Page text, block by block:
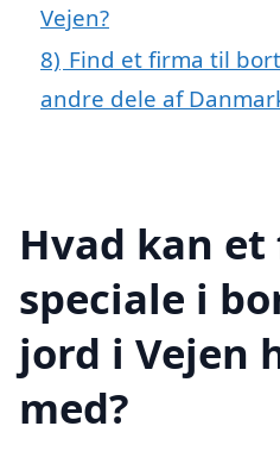
Vejen?
8) Find et firma til
andre dele af
Hvad kan
speciale i
jord i Vejen
med?